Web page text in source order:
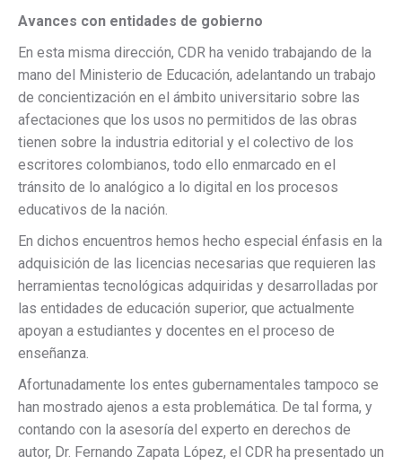
Avances con entidades de gobierno
En esta misma dirección, CDR ha venido trabajando de la
mano del Ministerio de Educación, adelantando un trabajo
de concientización en el ámbito universitario sobre las
afectaciones que los usos no permitidos de las obras
tienen sobre la industria editorial y el colectivo de los
escritores colombianos, todo ello enmarcado en el
tránsito de lo analógico a lo digital en los procesos
educativos de la nación.
En dichos encuentros hemos hecho especial énfasis en la
adquisición de las licencias necesarias que requieren las
herramientas tecnológicas adquiridas y desarrolladas por
las entidades de educación superior, que actualmente
apoyan a estudiantes y docentes en el proceso de
enseñanza.
Afortunadamente los entes gubernamentales tampoco se
han mostrado ajenos a esta problemática. De tal forma, y
contando con la asesoría del experto en derechos de
autor, Dr. Fernando Zapata López, el CDR ha presentado un